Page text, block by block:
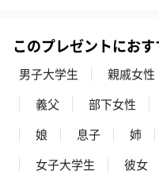
このプレゼントにお
男子大学生 親戚女性
義父
部下女性
娘
息子 姉
女子大学生
彼女